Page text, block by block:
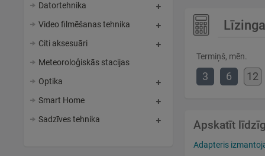
Datortehnika
Video filmēšanas tehnika
Citi aksesuāri
Meteoroloģiskās stacijas
Optika
Smart Home
Sadzīves tehnika
Termiņš, mēn.
3 6 12
Apskatīt
Adapteris